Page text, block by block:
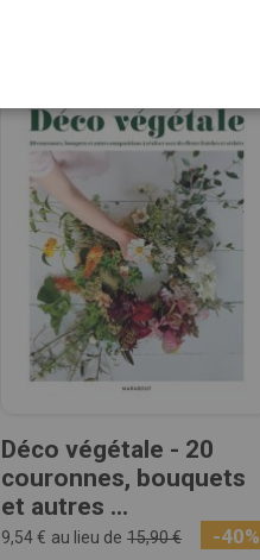
Déco végétale - 20
couronnes, bouquets
et autres ...
9,54 € au lieu de 15,90 € -40%